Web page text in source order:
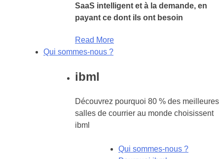
SaaS intelligent et à la demande, en
payant ce dont ils ont besoin
Read More
Qui sommes-nous ?
ibml
Découvrez pourquoi 80 % des meilleures
salles de courrier au monde choisissent
ibml
Qui sommes-nous ?